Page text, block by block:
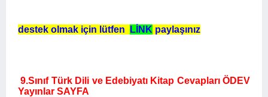
destek olmak için lütfen LİNK paylaşınız
9.Sınıf Türk Dili ve Edebiyatı Kitap Cevapları ÖDEV
Yayınlar SAYFA